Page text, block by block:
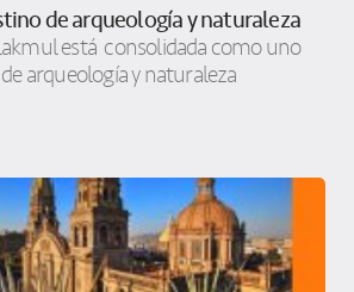
de arqueología y naturaleza
está consolidada como uno
arqueología y naturaleza